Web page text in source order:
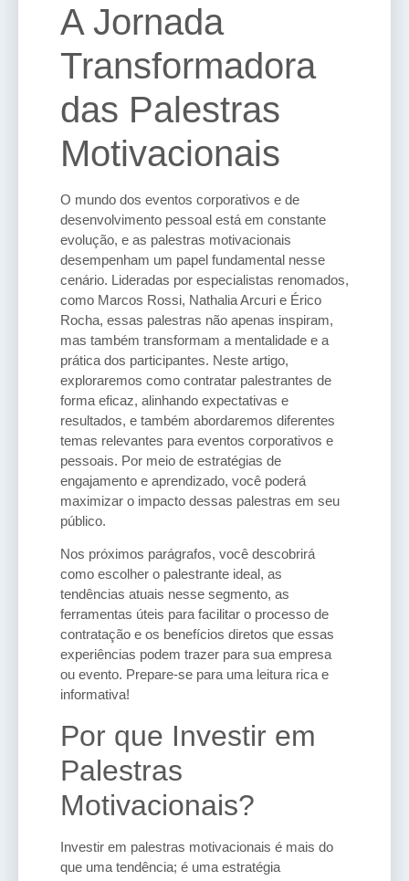
A Jornada
Transformadora
das Palestras
Motivacionais
O mundo dos eventos corporativos e de
desenvolvimento pessoal está em constante
evolução, e as palestras motivacionais
desempenham um papel fundamental nesse
cenário. Lideradas por especialistas renomados,
como Marcos Rossi, Nathalia Arcuri e Érico
Rocha, essas palestras não apenas inspiram,
mas também transformam a mentalidade e a
prática dos participantes. Neste artigo,
exploraremos como contratar palestrantes de
forma eficaz, alinhando expectativas e
resultados, e também abordaremos diferentes
temas relevantes para eventos corporativos e
pessoais. Por meio de estratégias de
engajamento e aprendizado, você poderá
maximizar o impacto dessas palestras em seu
público.
Nos próximos parágrafos, você descobrirá
como escolher o palestrante ideal, as
tendências atuais nesse segmento, as
ferramentas úteis para facilitar o processo de
contratação e os benefícios diretos que essas
experiências podem trazer para sua empresa
ou evento. Prepare-se para uma leitura rica e
informativa!
Por que Investir em
Palestras
Motivacionais?
Investir em palestras motivacionais é mais do
que uma tendência; é uma estratégia